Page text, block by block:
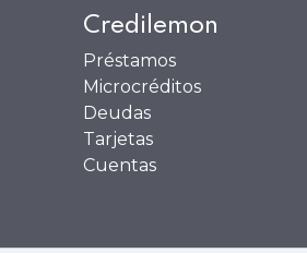
Credilemon
Préstamos
Microcréditos
Deudas
Tarjetas
Cuentas